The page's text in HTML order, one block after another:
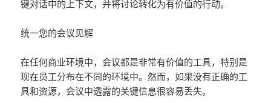
键对话中的上下文，并将讨论转化为有价值的行动。
统一您的会议见解
在任何商业环境中，会议都是非常有价值的工具，特别是
现在员工分布在不同的环境中。然而，如果没有正确的工
具和资源，会议中透露的关键信息很容易丢失。